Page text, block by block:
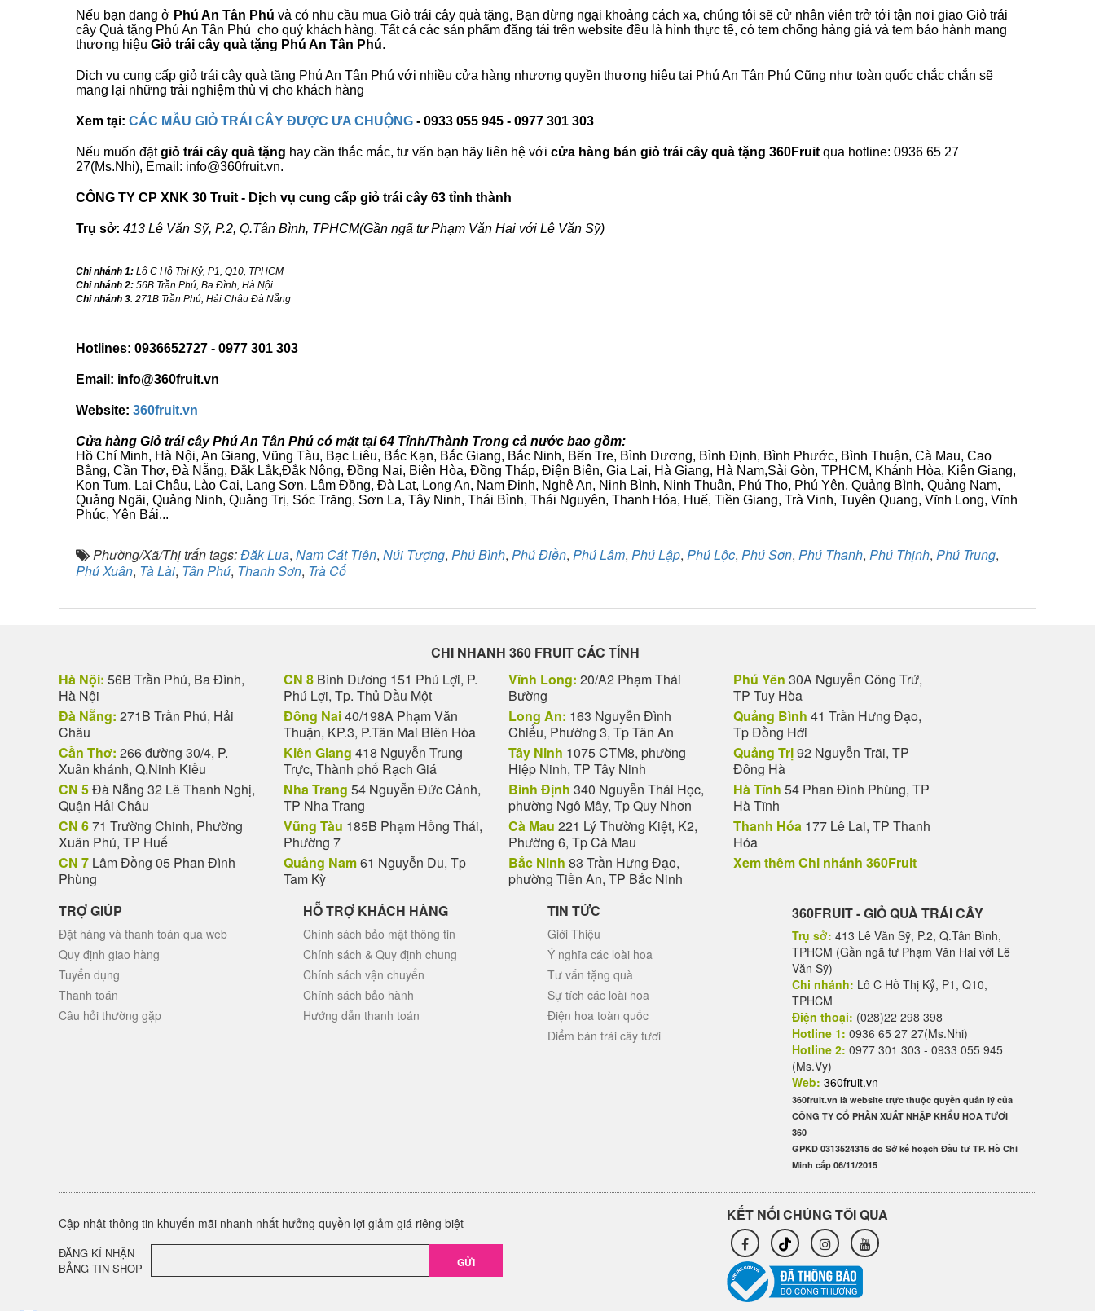
Nếu bạn đang ở Phú An Tân Phú và có nhu cầu mua Giỏ trái cây quà tặng, Bạn đừng ngại khoảng cách xa, chúng tôi sẽ cử nhân viên trở tới tận nơi giao Giỏ trái
cây Quà tặng Phú An Tân Phú cho quý khách hàng. Tất cả các sản phẩm đăng tải trên website đều là hình thực tế, có tem chống hàng giả và tem bảo hành mang
thương hiệu Giỏ trái cây quà tặng Phú An Tân Phú.
Dịch vụ cung cấp giỏ trái cây quà tặng Phú An Tân Phú với nhiều cửa hàng nhượng quyền thương hiệu tại Phú An Tân Phú Cũng như toàn quốc chắc chắn sẽ
mang lại những trải nghiệm thù vị cho khách hàng
Xem tại: CÁC MẪU GIỎ TRÁI CÂY ĐƯỢC ƯA CHUỘNG - 0933 055 945 - 0977 301 303
Nếu muốn đặtgiỏ trái cây quà tặng hay cần thắc mắc, tư vấn bạn hãy liên hệ với cửa hàng bán giỏ trái cây quà tặng 360Fruit qua hotline: 0936 65 27
27(Ms.Nhi), Email: info@360fruit.vn.
CÔNG TY CP XNK 30 Truit - Dịch vụ cung cấp giỏ trái cây 63 tỉnh thành
Trụ sở: 413 Lê Văn Sỹ, P.2, Q.Tân Bình, TPHCM(Gần ngã tư Phạm Văn Hai với Lê Văn Sỹ)
Chi nhánh 1: Lô C Hồ Thị Kỷ, P1, Q10, TPHCM
Chi nhánh 2: 56B Trần Phú, Ba Đình, Hà Nội
Chi nhánh 3: 271B Trần Phú, Hải Châu Đà Nẵng
Hotlines: 0936652727 - 0977 301 303
Email: info@360fruit.vn
Website: 360fruit.vn
Cửa hàng Giỏ trái cây Phú An Tân Phú có mặt tại 64 Tỉnh/Thành Trong cả nước bao gồm:
Hồ Chí Minh, Hà Nội, An Giang, Vũng Tàu, Bạc Liêu, Bắc Kạn, Bắc Giang, Bắc Ninh, Bến Tre, Bình Dương, Bình Định, Bình Phước, Bình Thuận, Cà Mau, Cao
Bằng, Cần Thơ, Đà Nẵng, Đắk Lắk,Đắk Nông, Đồng Nai, Biên Hòa, Đồng Tháp, Điện Biên, Gia Lai, Hà Giang, Hà Nam,Sài Gòn, TPHCM, Khánh Hòa, Kiên Giang,
Kon Tum, Lai Châu, Lào Cai, Lạng Sơn, Lâm Đồng, Đà Lạt, Long An, Nam Định, Nghệ An, Ninh Bình, Ninh Thuận, Phú Thọ, Phú Yên, Quảng Bình, Quảng Nam,
Quảng Ngãi, Quảng Ninh, Quảng Trị, Sóc Trăng, Sơn La, Tây Ninh, Thái Bình, Thái Nguyên, Thanh Hóa, Huế, Tiền Giang, Trà Vinh, Tuyên Quang, Vĩnh Long, Vĩnh
Phúc, Yên Bái...
Phường/Xã/Thị trấn tags:Đăk Lua, Nam Cát Tiên, Núi Tượng, Phú Bình, Phú Điền, Phú Lâm, Phú Lập, Phú Lộc, Phú Sơn, Phú Thanh, Phú Thịnh, Phú Trung,
Phú Xuân, Tà Lài, Tân Phú, Thanh Sơn, Trà Cổ
CHI NHANH 360 FRUIT CÁC TỈNH
Hà Nội: 56B Trần Phú, Ba Đình,
Hà Nội
Đà Nẵng: 271B Trần Phú, Hải
Châu
Cần Thơ: 266 đường 30/4, P.
Xuân khánh, Q.Ninh Kiều
CN 5Đà Nẵng 32 Lê Thanh Nghị,
Quận Hải Châu
CN 671 Trường Chinh, Phường
Xuân Phú, TP Huế
CN 7 Lâm Đồng 05 Phan Đình
Phùng
CN 8 Bình Dương 151 Phú Lợi, P.
Phú Lợi, Tp. Thủ Dầu Một
Đồng Nai40/198A Phạm Văn
Thuận, KP.3, P.Tân Mai Biên Hòa
Kiên Giang 418 Nguyễn Trung
Trực, Thành phố Rạch Giá
Nha Trang 54 Nguyễn Đức Cảnh,
TP Nha Trang
Vũng Tàu 185B Phạm Hồng Thái,
Phường 7
Quảng Nam61 Nguyễn Du, Tp
Tam Kỳ
Vĩnh Long: 20/A2 Phạm Thái
Bường
Long An: 163 Nguyễn Đình
Chiểu, Phường 3, Tp Tân An
Tây Ninh 1075 CTM8, phường
Hiệp Ninh, TP Tây Ninh
Bình Định 340 Nguyễn Thái Học,
phường Ngô Mây, Tp Quy Nhơn
Cà Mau 221 Lý Thường Kiệt, K2,
Phường 6, Tp Cà Mau
Bắc Ninh 83 Trần Hưng Đạo,
phường Tiền An, TP Bắc Ninh
Phú Yên 30A Nguyễn Công Trứ,
TP Tuy Hòa
Quảng Bình 41 Trần Hưng Đạo,
Tp Đồng Hới
Quảng Trị92 Nguyễn Trãi, TP
Đông Hà
Hà Tĩnh 54 Phan Đình Phùng, TP
Hà Tĩnh
Thanh Hóa 177 Lê Lai, TP Thanh
Hóa
Xem thêm Chi nhánh 360Fruit
TRỢ GIÚP
Đặt hàng và thanh toán qua web
Quy định giao hàng
Tuyển dụng
Thanh toán
Câu hỏi thường gặp
HỖ TRỢ KHÁCH HÀNG
Chính sách bảo mật thông tin
Chính sách & Quy định chung
Chính sách vận chuyển
Chính sách bảo hành
Hướng dẫn thanh toán
TIN TỨC
Giới Thiệu
Ý nghĩa các loài hoa
Tư vấn tặng quà
Sự tích các loài hoa
Điện hoa toàn quốc
Điểm bán trái cây tươi
360FRUIT - GIỎ QUÀ TRÁI CÂY
Trụ sở: 413 Lê Văn Sỹ, P.2, Q.Tân Bình,
TPHCM (Gần ngã tư Phạm Văn Hai với Lê
Văn Sỹ)
Chi nhánh: Lô C Hồ Thị Kỷ, P1, Q10,
TPHCM
Điện thoại: (028)22 298 398
Hotline 1: 0936 65 27 27(Ms.Nhi)
Hotline 2: 0977 301 303 - 0933 055 945
(Ms.Vy)
Web: 360fruit.vn
360fruit.vn là website trực thuộc quyền quản lý của
CÔNG TY CỔ PHẦN XUẤT NHẬP KHẨU HOA TƯƠI
360
GPKD 0313524315 do Sở kế hoạch Đầu tư TP. Hồ Chí
Minh cấp 06/11/2015
Cập nhật thông tin khuyến mãi nhanh nhất hưởng quyền lợi giảm giá riêng biệt
ĐĂNG KÍ NHẬN
BẢNG TIN SHOP
GỬI
KẾT NỐI CHÚNG TÔI QUA